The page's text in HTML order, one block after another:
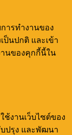
ารทำงานของ
ป็นปกติ และเข้า
นของคุกกี้นี้ใน
ช้งานเว็บไซต์ของ
ปรุง และพัฒนา